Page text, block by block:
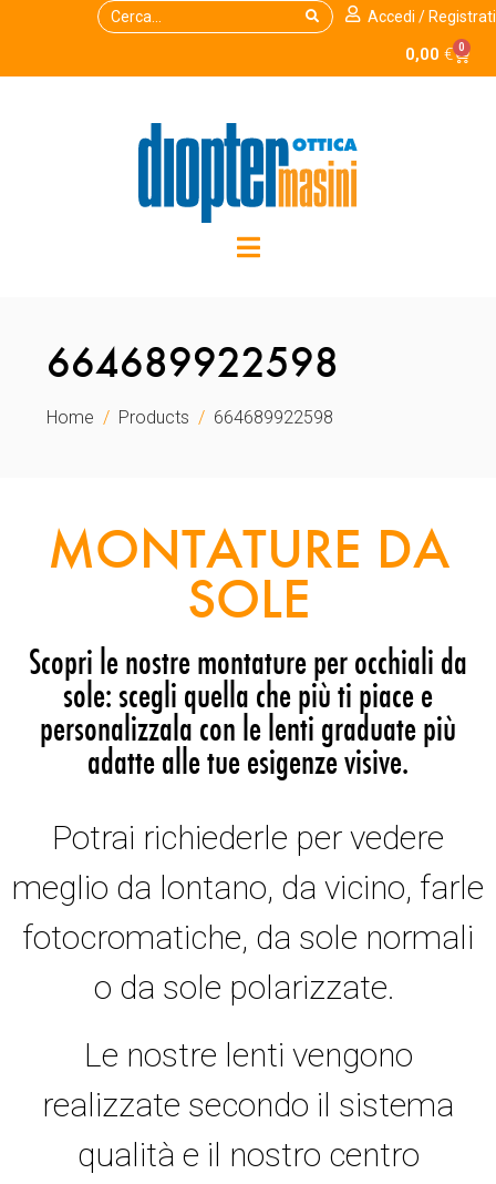
Accedi / Registrati
0,00 € 0
664689922598
Home Products 664689922598
MONTATURE DA
SOLE
Scopri le nostre montature per occhiali da
sole: scegli quella che più ti piace e
personalizzala con le lenti graduate più
adatte alle tue esigenze visive.
Potrai richiederle per vedere
meglio da lontano, da vicino, farle
fotocromatiche, da sole normali
o da sole polarizzate.
Le nostre lenti vengono
realizzate secondo il sistema
qualità e il nostro centro